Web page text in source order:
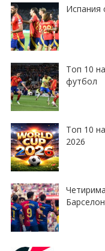
Испания
Топ 10
футбол
Топ 10
2026